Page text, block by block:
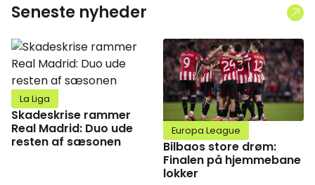
Seneste nyheder
La Liga
Skadeskrise rammer
Real Madrid: Duo ude
resten af sæsonen
Europa League
Bilbaos store drøm:
Finalen på hjemmebane
lokker